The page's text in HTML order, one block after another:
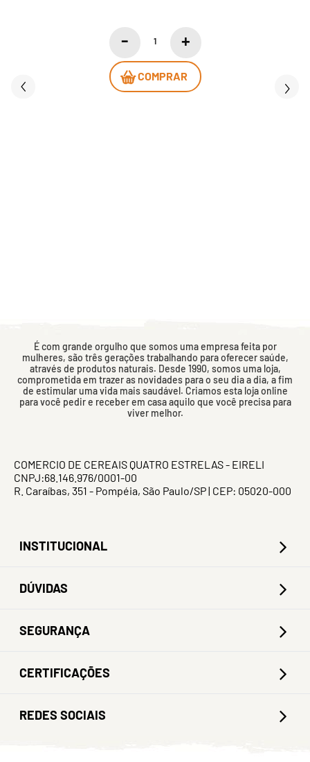
COMPRAR
É com grande orgulho que somos uma empresa feita por
mulheres, são três gerações trabalhando para oferecer saúde,
através de produtos naturais. Desde 1990, somos uma loja,
comprometida em trazer as novidades para o seu dia a dia, a fim
de estimular uma vida mais saudável. Criamos esta loja online
para você pedir e receber em casa aquilo que você precisa para
viver melhor.
COMERCIO DE CEREAIS QUATRO ESTRELAS - EIRELI
CNPJ:68.146.976/0001-00
R. Caraíbas, 351 - Pompéia, São Paulo/SP | CEP: 05020-000
INSTITUCIONAL
DÚVIDAS
SEGURANÇA
CERTIFICAÇÕES
REDES SOCIAIS